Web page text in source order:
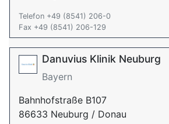
Telefon +49 (8541) 206-0
Fax +49 (8541) 206-129
Danuvius Klinik Neuburg
Bayern
Bahnhofstraße B107
86633 Neuburg / Donau